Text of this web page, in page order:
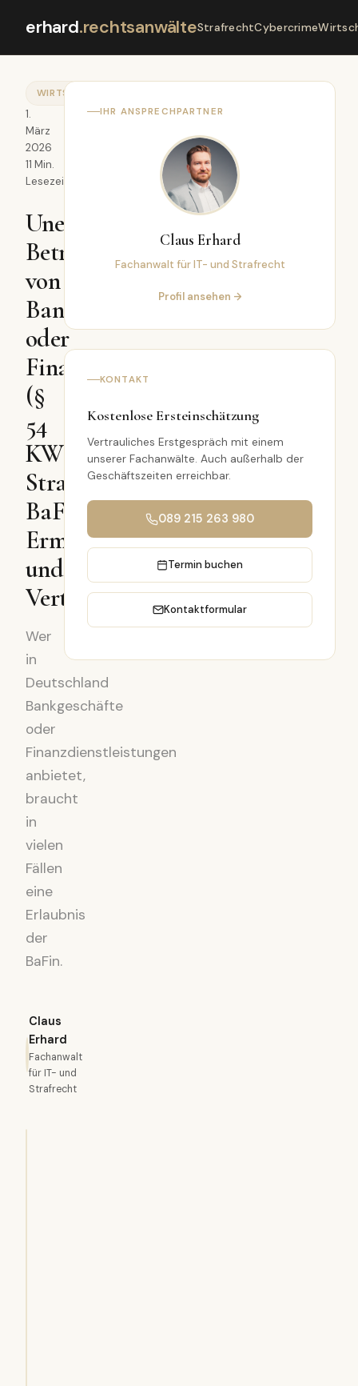
erhard.rechtsanwälteStrafrechtCybercrime
WIRTSCHAFTSSTRAFRECHT
1.
März
2026
11 Min.
Lesezeit
Unerlaubtes
Betreiben
von
Bankgeschäften
oder
Finanzdienstleistungen
(§
54
KWG):
Strafbarkeit,
BaFin-
Ermittlungen
und
Verteidigungsstrategien
Wer
in
Deutschland
Bankgeschäfte
oder
Finanzdienstleistungen
anbietet,
braucht
in
vielen
Fällen
eine
Erlaubnis
der
BaFin.
Claus
Erhard
Fachanwalt
für IT- und
Strafrecht
IHR ANSPRECHPARTNER
Claus Erhard
Fachanwalt für IT- und Strafrecht
Profil ansehen →
KONTAKT
Kostenlose Ersteinschätzung
Vertrauliches Erstgespräch mit einem
unserer Fachanwälte. Auch außerhalb der
Geschäftszeiten erreichbar.
089 215 263 980
Termin buchen
Kontaktformular